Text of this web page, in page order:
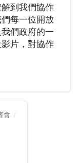
到我們協作
每一位開放
們政府的一
片，對協作
會